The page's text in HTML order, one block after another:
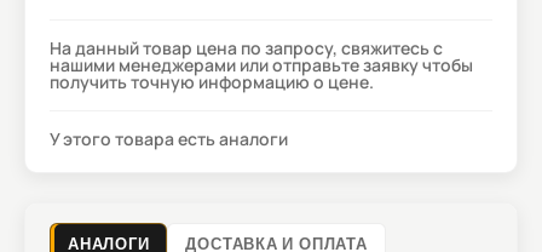
На данный товар цена по запросу, свяжитесь с
нашими менеджерами или отправьте заявку чтобы
получить точную информацию о цене.
У этого товара есть аналоги
АНАЛОГИ ДОСТАВКА И ОПЛАТА